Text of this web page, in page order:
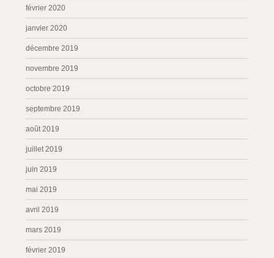
février 2020
janvier 2020
décembre 2019
novembre 2019
octobre 2019
septembre 2019
août 2019
juillet 2019
juin 2019
mai 2019
avril 2019
mars 2019
février 2019